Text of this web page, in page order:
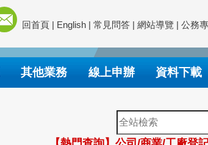
回首頁 | English | 常見問答 | 網站導覽 | 公務
其他業務 線上申辦 資料下載
全
站